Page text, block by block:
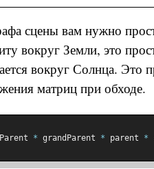
сцены вам нужно
вокруг Земли, это
вокруг Солнца. Это
матриц при обходе.
* grandParent * parent *